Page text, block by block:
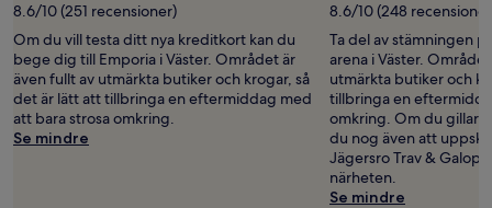
8.6/10 (251 recensioner)
Om du vill testa ditt nya kreditkort kan du
bege dig till Emporia i Väster. Området är
även fullt av utmärkta butiker och krogar, så
det är lätt att tillbringa en eftermiddag med
att bara strosa omkring.
Se mindre
8.6/10 (248
Ta del av stämningen
arena i Väster.
utmärkta butiker och
tillbringa en
omkring. Om du gillar
du nog även att
Jägersro Trav &
närheten.
Se mindre